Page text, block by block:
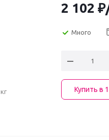
2 102 ₽
Много
Купить в